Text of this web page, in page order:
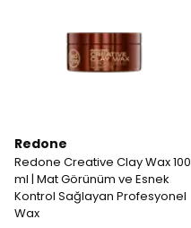
Redone
Redone Creative Clay Wax 100
ml | Mat Görünüm ve Esnek
Kontrol Sağlayan Profesyonel
Wax